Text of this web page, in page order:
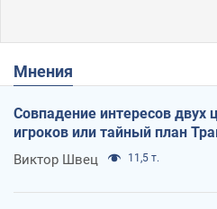
Мнения
Совпадение интересов двух
игроков или тайный план
Виктор Швец 11,5 т.